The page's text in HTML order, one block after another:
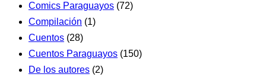
Comics Paraguayos (72)
Compilación (1)
Cuentos (28)
Cuentos Paraguayos (150)
De los autores (2)